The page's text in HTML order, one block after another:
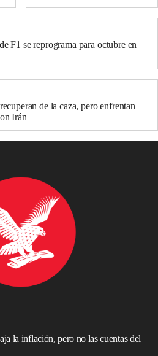
F1 se reprograma para octubre en
de la caza, pero enfrentan
Irán
la inflación, pero no las cuentas del